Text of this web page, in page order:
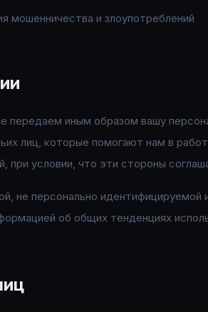
мошенничества и злоупотреблений
передаем иным образом вашу
лиц, которые помогают нам в
при условии, что эти стороны
не персонально идентифицируемой
об общих тенденциях